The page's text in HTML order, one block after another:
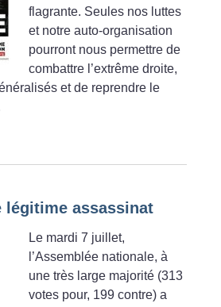
flagrante. Seules nos luttes
et notre auto-organisation
pourront nous permettre de
combattre l’extrême droite,
et de reprendre le
légitime assassinat
Le mardi 7 juillet,
l’Assemblée nationale, à
une très large majorité (313
votes pour, 199 contre) a